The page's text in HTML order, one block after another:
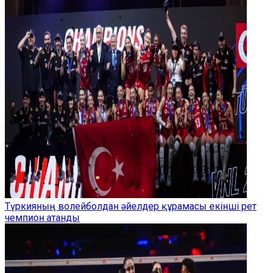
Түркияның волейболдан әйелдер құрамасы екінші рет
чемпион атанды